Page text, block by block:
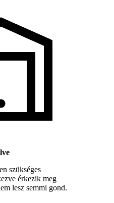
szükséges
érkezik meg
lesz semmi gond.